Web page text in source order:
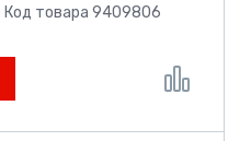
Код товара 9409806